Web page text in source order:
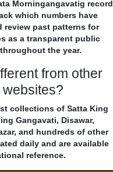
Morningangavatig record
which numbers have
review past patterns for
as a transparent public
the year.
from other
collections of Satta King
Gangavati, Disawar,
and hundreds of other
daily and are available
reference.